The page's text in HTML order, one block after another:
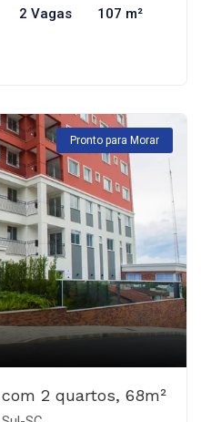
2 Vagas 107 m²
Pronto para Morar
2 quartos, 68m²